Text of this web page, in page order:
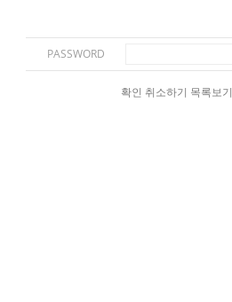
PASSWORD
확인 취소하기 목록보기